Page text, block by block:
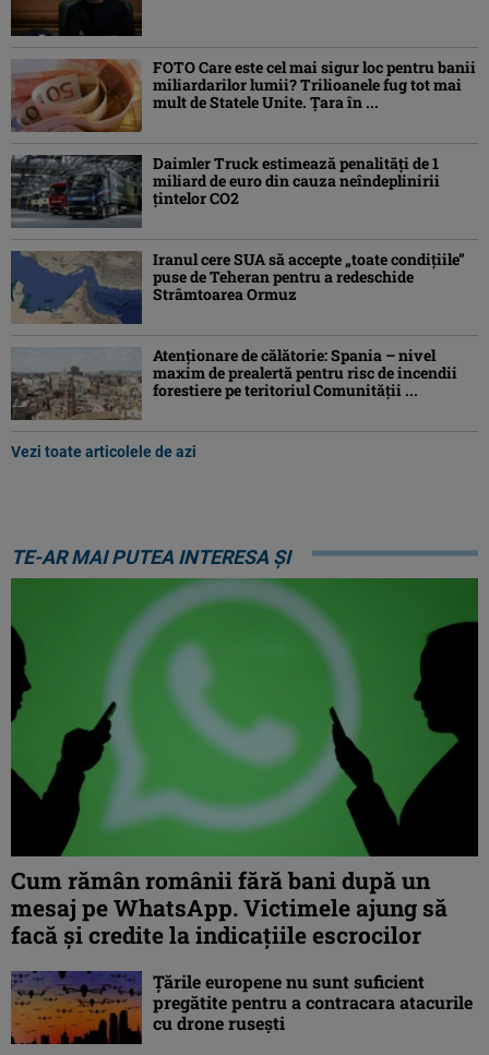
FOTO Care este cel mai sigur loc pentru banii
miliardarilor lumii? Trilioanele fug tot mai
mult de Statele Unite. Țara în ...
Daimler Truck estimează penalități de 1
miliard de euro din cauza neîndeplinirii
țintelor CO2
Iranul cere SUA să accepte „toate condiţiile”
puse de Teheran pentru a redeschide
Strâmtoarea Ormuz
Atenţionare de călătorie: Spania – nivel
maxim de prealertă pentru risc de incendii
forestiere pe teritoriul Comunităţii ...
Vezi toate articolele de azi
TE-AR MAI PUTEA INTERESA ȘI
Cum rămân românii fără bani după un
mesaj pe WhatsApp. Victimele ajung să
facă și credite la indicațiile escrocilor
Ţările europene nu sunt suficient
pregătite pentru a contracara atacurile
cu drone ruseşti